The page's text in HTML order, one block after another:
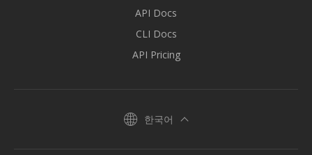
API Docs
CLI Docs
API Pricing
한국어